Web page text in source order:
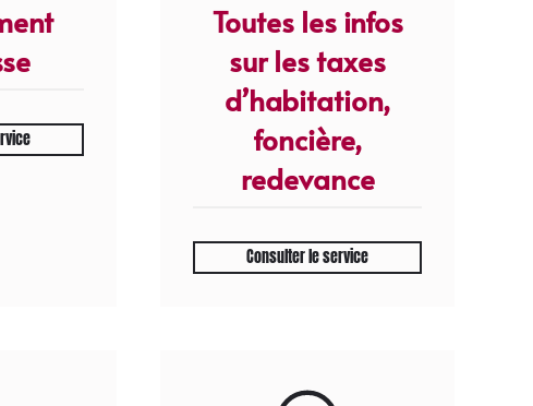
Toutes les infos
sur les taxes
d’habitation,
foncière,
redevance
Consulter le service